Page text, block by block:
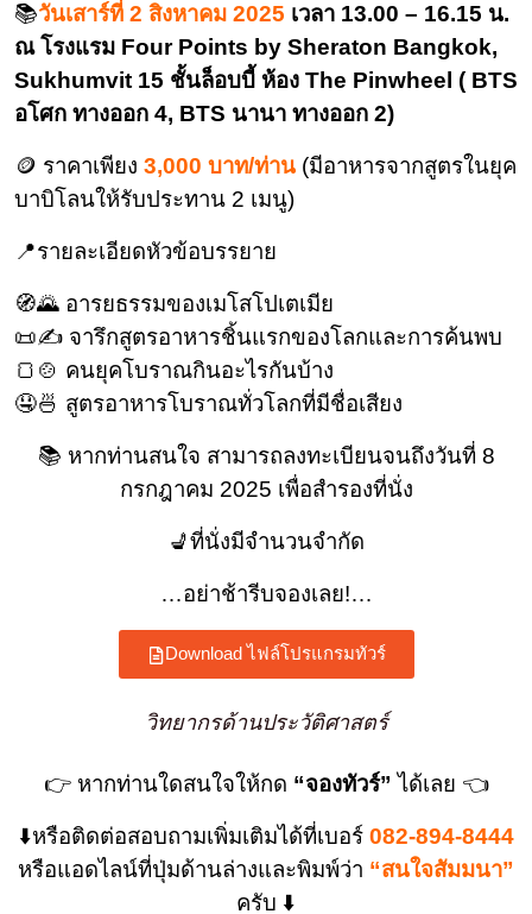
📚วันเสาร์ที่ 2 สิงหาคม 2025 เวลา 13.00 – 16.15 น.
ณ โรงแรม Four Points by Sheraton Bangkok,
Sukhumvit 15 ชั้นล็อบบี้ ห้อง The Pinwheel ( BTS
อโศก ทางออก 4, BTS นานา ทางออก 2)
🪙 ราคาเพียง 3,000 บาท/ท่าน (มีอาหารจากสูตรในยุค
บาบิโลนให้รับประทาน 2 เมนู)
📍รายละเอียดหัวข้อบรรยาย
🧭🌄 อารยธรรมของเมโสโปเตเมีย
📜✍️ จารึกสูตรอาหารชิ้นแรกของโลกและการค้นพบ
🍞🍲 คนยุคโบราณกินอะไรกันบ้าง
🤤🍜 สูตรอาหารโบราณทั่วโลกที่มีชื่อเสียง
📚 หากท่านสนใจ สามารถลงทะเบียนจนถึงวันที่ 8
กรกฎาคม 2025 เพื่อสำรองที่นั่ง
💺ที่นั่งมีจำนวนจำกัด
…อย่าช้ารีบจองเลย!…
Download ไฟล์โปรแกรมทัวร์
วิทยากรด้านประวัติศาสตร์
👉 หากท่านใดสนใจให้กด “จองทัวร์” ได้เลย 👈
⬇️หรือติดต่อสอบถามเพิ่มเติมได้ที่เบอร์ 082-894-8444
หรือแอดไลน์ที่ปุ่มด้านล่างและพิมพ์ว่า “สนใจสัมมนา”
ครับ ⬇️